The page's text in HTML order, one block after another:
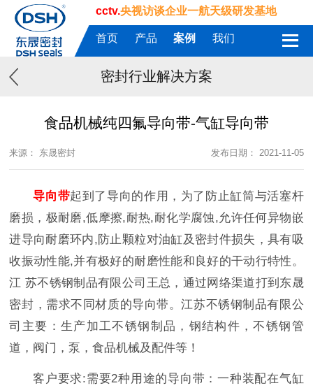
cctv.央视访谈企业一航天级研发基地
首页 产品 案例 我们
密封行业解决方案
食品机械纯四氟导向带-气缸导向带​
来源： 东晟密封 发布日期： 2021-11-05
导向带起到了导向的作用，为了防止缸筒与活塞杆
磨损，极耐磨,低摩擦,耐热,耐化学腐蚀,允许任何异物嵌
进导向耐磨环内,防止颗粒对油缸及密封件损失，具有吸
收振动性能,并有极好的耐磨性能和良好的干动行特性。
江 苏不锈钢制品有限公司王总，通过网络渠道打到东晟
密封，需求不同材质的导向带。江苏不锈钢制品有限公
司主要：生产加工不锈钢制品，钢结构件，不锈钢管
道，阀门，泵，食品机械及配件等！
客户要求:需要2种用途的导向带：一种装配在气缸